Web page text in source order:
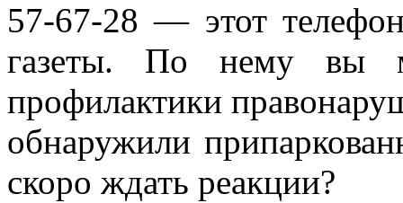
57-67-28 — этот
газеты. По нему вы
профилактики
обнаружили
скоро ждать реакции?